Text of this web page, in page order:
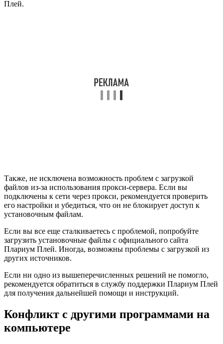
Плей.
Также, не исключена возможность проблем с загрузкой
файлов из-за использования прокси-сервера. Если вы
подключены к сети через прокси, рекомендуется проверить
его настройки и убедиться, что он не блокирует доступ к
установочным файлам.
Если вы все еще сталкиваетесь с проблемой, попробуйте
загрузить установочные файлы с официального сайта
Плариум Плей. Иногда, возможны проблемы с загрузкой из
других источников.
Если ни одно из вышеперечисленных решений не помогло,
рекомендуется обратиться в службу поддержки Плариум Плей
для получения дальнейшей помощи и инструкций.
Конфликт с другими программами на
компьютере